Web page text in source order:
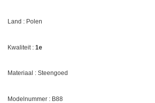
Land : Polen
Kwaliteit : 1e
Materiaal : Steengoed
Modelnummer : B88